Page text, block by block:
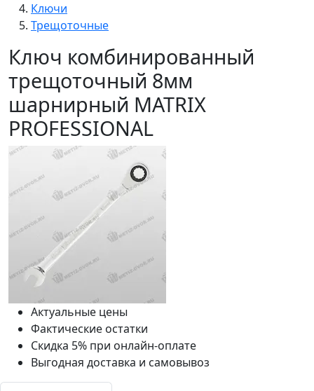
Ключи
Трещоточные
Ключ комбинированный
трещоточный 8мм
шарнирный MATRIX
PROFESSIONAL
Актуальные цены
Фактические остатки
Скидка 5% при онлайн-оплате
Выгодная доставка и самовывоз